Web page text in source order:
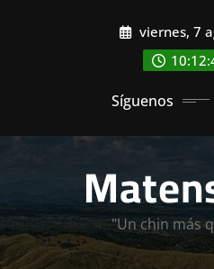
viernes, 7
Síguenos
"Un chin más